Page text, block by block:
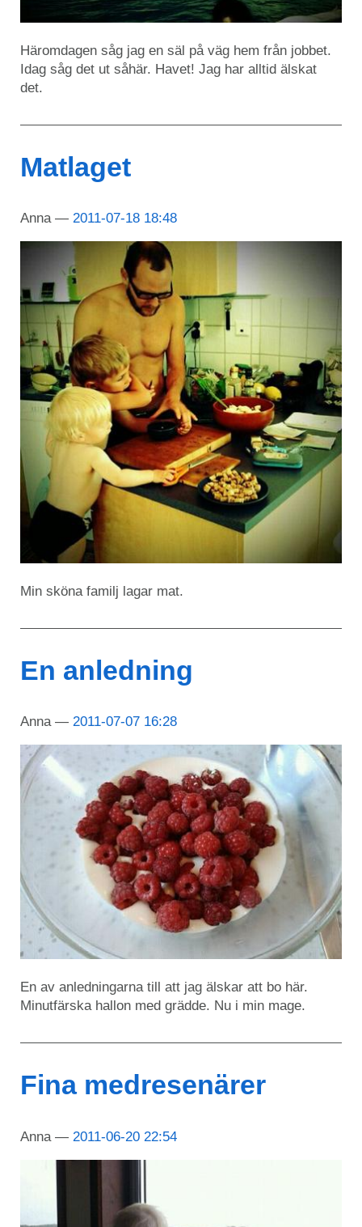
Häromdagen såg jag en säl på väg hem från jobbet.
Idag såg det ut såhär. Havet! Jag har alltid älskat
det.
Matlaget
Anna 2011-07-18 18:48
Min sköna familj lagar mat.
En anledning
Anna 2011-07-07 16:28
En av anledningarna till att jag älskar att bo här.
Minutfärska hallon med grädde. Nu i min mage.
Fina medresenärer
Anna 2011-06-20 22:54